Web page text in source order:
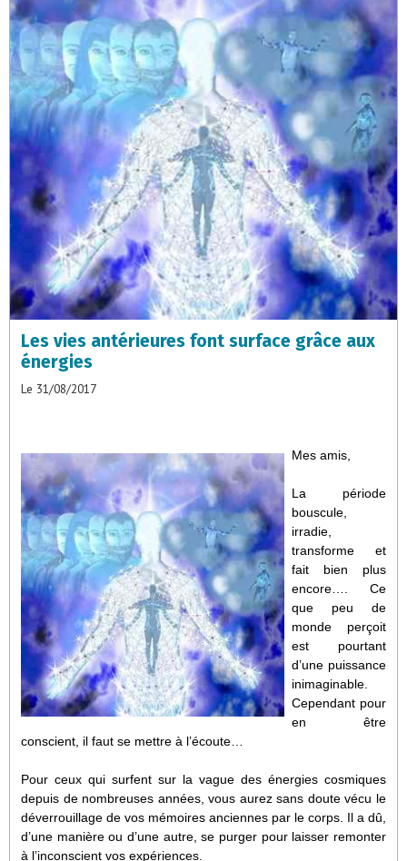
Les vies antérieures font surface grâce aux
énergies
Le 31/08/2017
Mes amis,
La période
bouscule,
irradie,
transforme et
fait bien plus
encore…. Ce
que peu de
monde perçoit
est pourtant
d’une puissance
inimaginable.
Cependant pour
en être
conscient, il faut se mettre à l’écoute…
Pour ceux qui surfent sur la vague des énergies cosmiques
depuis de nombreuses années, vous aurez sans doute vécu le
déverrouillage de vos mémoires anciennes par le corps. Il a dû,
d’une manière ou d’une autre, se purger pour laisser remonter
à l’inconscient vos expériences.